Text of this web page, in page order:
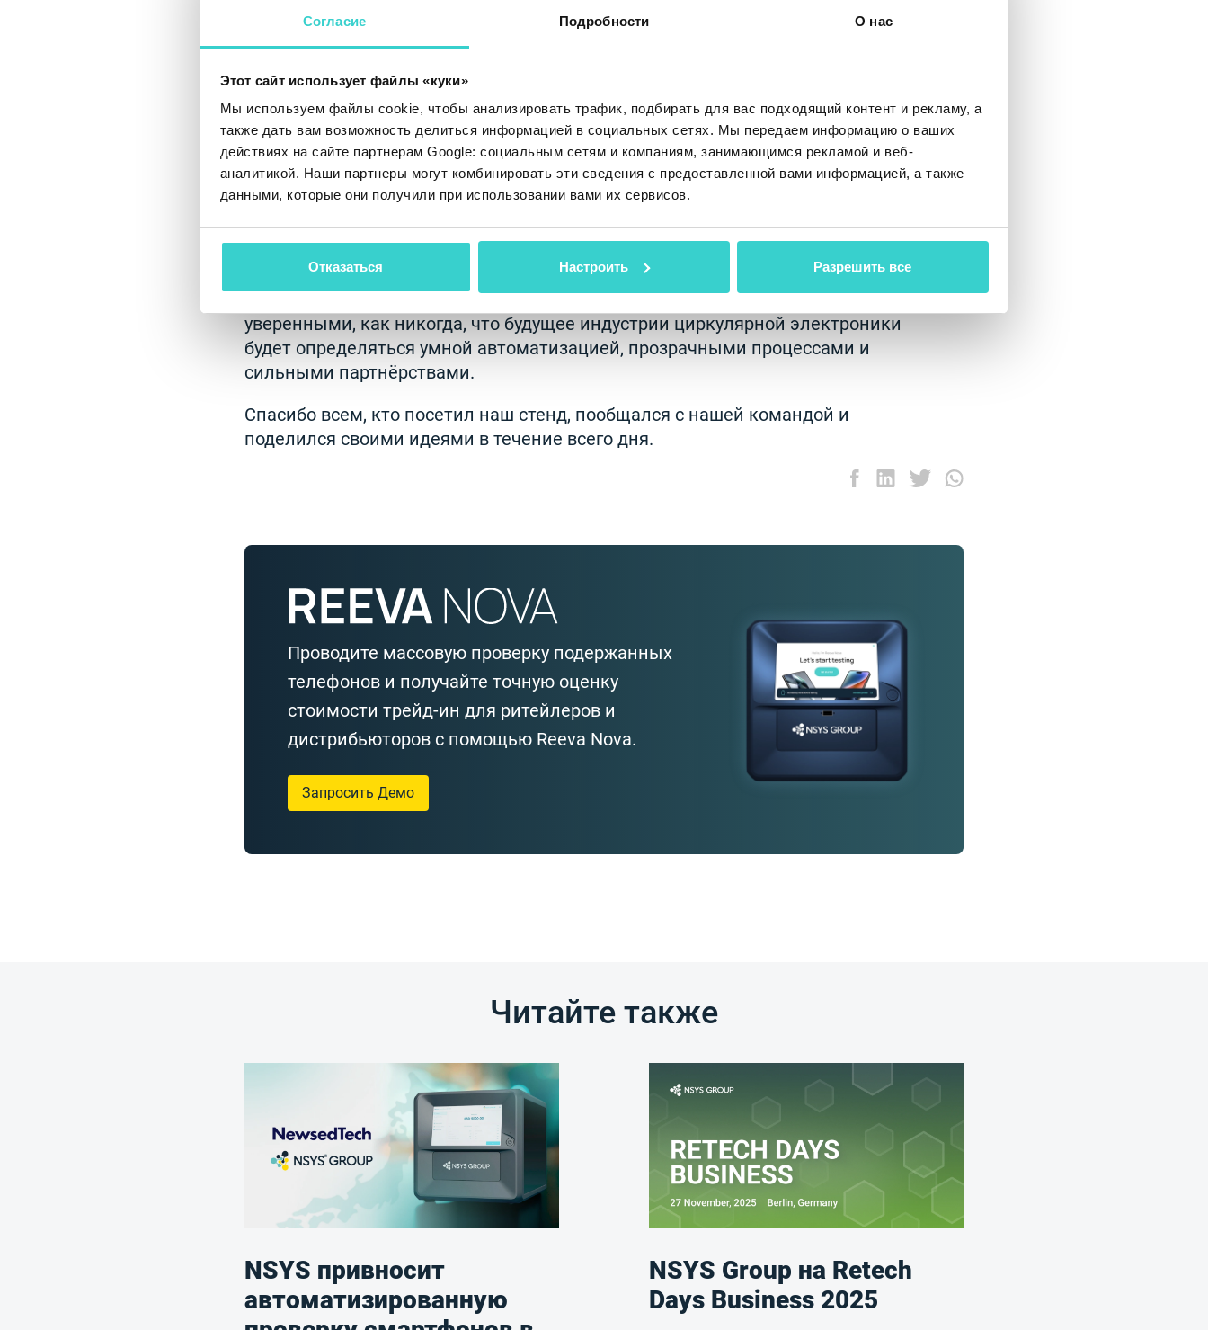
Согласие Подробности О нас
Этот сайт использует файлы «куки»
Мы используем файлы cookie, чтобы анализировать трафик, подбирать для вас подходящий контент и рекламу, а
также дать вам возможность делиться информацией в социальных сетях. Мы передаем информацию о ваших
действиях на сайте партнерам Google: социальным сетям и компаниям, занимающимся рекламой и веб-
аналитикой. Наши партнеры могут комбинировать эти сведения с предоставленной вами информацией, а также
данными, которые они получили при использовании вами их сервисов.
Отказаться Настроить Разрешить все
и других регионов — тех, кто стремится не просто следовать трендам
устойчивости, а формировать их. Для NSYS участие с Reeva всегда особенное,
роботизация и интеллектуальное ПО. Больше всего я ценю общее видение:
технологии должны работать дольше, умнее и с меньшим экологическим
следом
В течение дня наше демо-пространство в фойе наполнялось содержательными
беседами: давние партнёры встречались вновь, новые компании знакомились с
возможностями автоматизации, а лидеры индустрии обсуждали будущие
вызовы.
Мы уезжаем из Берлина вдохновлёнными, заряженными энергией и
уверенными, как никогда, что будущее индустрии циркулярной электроники
будет определяться умной автоматизацией, прозрачными процессами и
сильными партнёрствами.
Спасибо всем, кто посетил наш стенд, пообщался с нашей командой и
поделился своими идеями в течение всего дня.
Проводите массовую проверку подержанных
телефонов и получайте точную оценку
стоимости трейд-ин для ритейлеров и
дистрибьюторов с помощью Reeva Nova.
Запросить Демо
Читайте также
NSYS привносит
автоматизированную
NSYS Group на Retech
Days Business 2025